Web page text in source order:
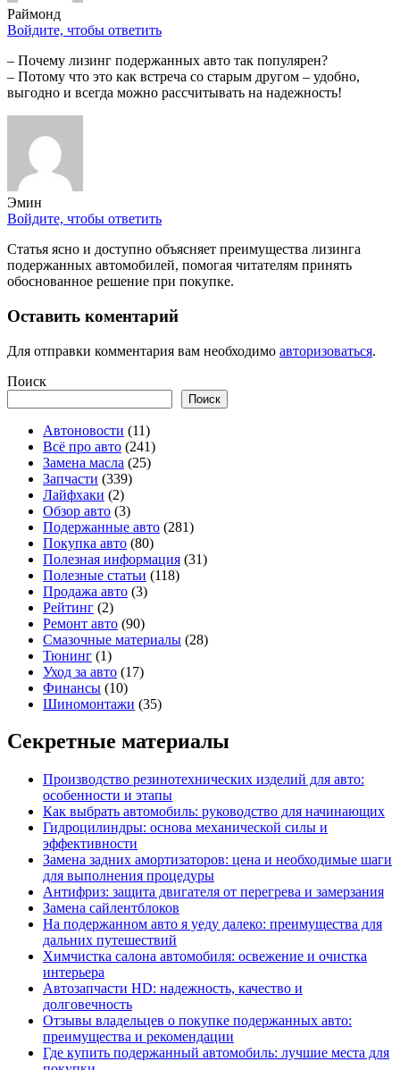
Раймонд
Войдите, чтобы ответить
– Почему лизинг подержанных авто так популярен?
– Потому что это как встреча со старым другом – удобно,
выгодно и всегда можно рассчитывать на надежность!
Эмин
Войдите, чтобы ответить
Статья ясно и доступно объясняет преимущества лизинга
подержанных автомобилей, помогая читателям принять
обоснованное решение при покупке.
Оставить коментарий
Для отправки комментария вам необходимо авторизоваться.
Поиск
Поиск
Автоновости (11)
Всё про авто (241)
Замена масла (25)
Запчасти (339)
Лайфхаки (2)
Обзор авто (3)
Подержанные авто (281)
Покупка авто (80)
Полезная информация (31)
Полезные статьи (118)
Продажа авто (3)
Рейтинг (2)
Ремонт авто (90)
Смазочные материалы (28)
Тюнинг (1)
Уход за авто (17)
Финансы (10)
Шиномонтажи (35)
Секретные материалы
Производство резинотехнических изделий для авто:
особенности и этапы
Как выбрать автомобиль: руководство для начинающих
Гидроцилиндры: основа механической силы и
эффективности
Замена задних амортизаторов: цена и необходимые шаги
для выполнения процедуры
Антифриз: защита двигателя от перегрева и замерзания
Замена сайлентблоков
На подержанном авто я уеду далеко: преимущества для
дальних путешествий
Химчистка салона автомобиля: освежение и очистка
интерьера
Автозапчасти HD: надежность, качество и
долговечность
Отзывы владельцев о покупке подержанных авто:
преимущества и рекомендации
Где купить подержанный автомобиль: лучшие места для